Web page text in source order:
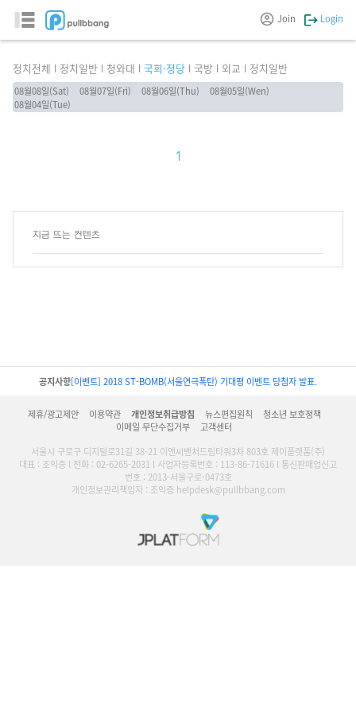
Join Login
정치전체 정치일반 청와대 국회·정당 국방 외교 정치일반
08월08일(Sat) 08월07일(Fri) 08월06일(Thu)
08월05일(Wen)
08월04일(Tue)
1
지금 뜨는 컨텐츠
공지사항[이벤트] 2018 ST-BOMB(서울연극폭탄) 기대평 이벤트 당첨자 발표.
제휴/광고제안 이용약관 개인정보취급방침 뉴스편집원칙
청소년 보호정책
이메일 무단수집거부
고객센터
서울시 구로구 디지털로31길 38-21 이앤씨벤처드림타워3차 803호 제이플랫폼(주)
대표 : 조익증 l 전화 : 02-6265-2031 l 사업자등록번호 : 113-86-71616 l 통신판매업신고
번호 : 2013-서울구로-0473호
개인정보관리책임자 : 조익증 helpdesk@pullbbang.com